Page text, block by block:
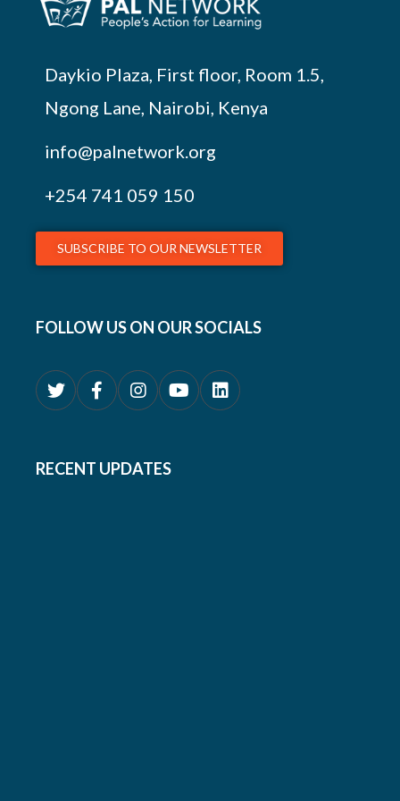
Daykio Plaza, First floor, Room 1.5,
Ngong Lane, Nairobi, Kenya
info@palnetwork.org
+254 741 059 150
SUBSCRIBE TO OUR NEWSLETTER
FOLLOW US ON OUR SOCIALS
RECENT UPDATES